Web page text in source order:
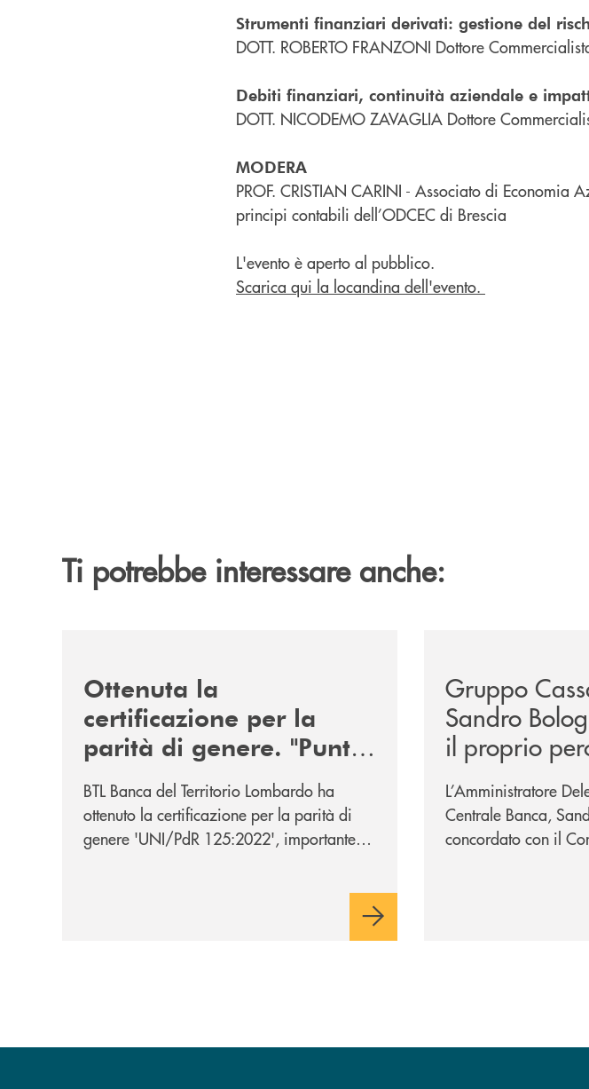
Strumenti finanziari derivati: gestione del
DOTT. ROBERTO FRANZONI Dottore
Debiti finanziari, continuità aziendale e
DOTT. NICODEMO ZAVAGLIA Dottore
MODERA
PROF. CRISTIAN CARINI - Associato di
principi contabili dell’ODCEC di Brescia
L'evento è aperto al pubblico.
Scarica qui la locandina dell'evento.
Ti potrebbe interessare anche:
Ottenuta la
certificazione per la
parità di genere. "Punto
di partenza di un
percorso di crescita sulle
tematiche della diversità
BTL Banca del Territorio Lombardo ha
ottenuto la certificazione per la parità di
genere 'UNI/PdR 125:2022', importante
Gruppo
Sandro
il proprio
guida del
Centrale
L’Amministratore
Centrale Banca,
concordato con il
una dimensione di